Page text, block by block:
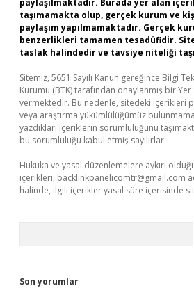
paylaşılmaktadır. Burada yer alan
taşımamakta olup, gerçek kurum ve
paylaşım yapılmamaktadır. Gerçek
benzerlikleri tamamen tesadüfidir.
taslak halindedir ve tavsiye niteliği
Sitemiz, 5651 Sayılı Kanun gereğince Bilgi
Kurumu (BTK) tarafından onaylanmış bir Yer
vermektedir. Bu nedenle, sitedeki içerikleri
veya araştırma yükümlülüğümüz
yazdıkları içeriklerin sorumluluğunu
bu sorumluluğu kabul etmiş sayılırlar.
Hukuka ve yasal düzenlemelere aykırı
içerikleri, backlinkpanelicomtr@gmail.com
halinde, ilgili içerikler yasal süre içerisinde
Son yorumlar